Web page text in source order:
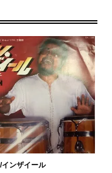
インザイール